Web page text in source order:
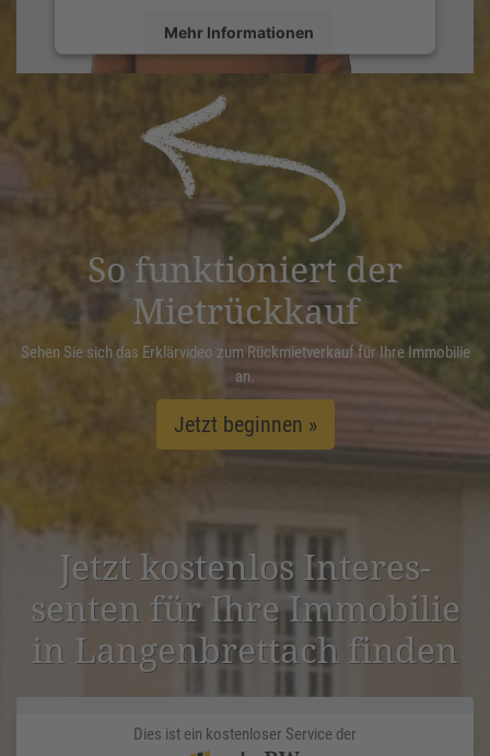
Mehr Informationen
powered by
Management Platform
So funktioniert der
Mietrückkauf
Sehen Sie sich das Erklärvideo zum Rückmietverkauf für Ihre Immobilie
an.
Jetzt beginnen »
Jetzt kostenlos Inter­es­
senten für Ihre Immobilie
in Langen­bret­tach finden
Dies ist ein kostenloser Service der